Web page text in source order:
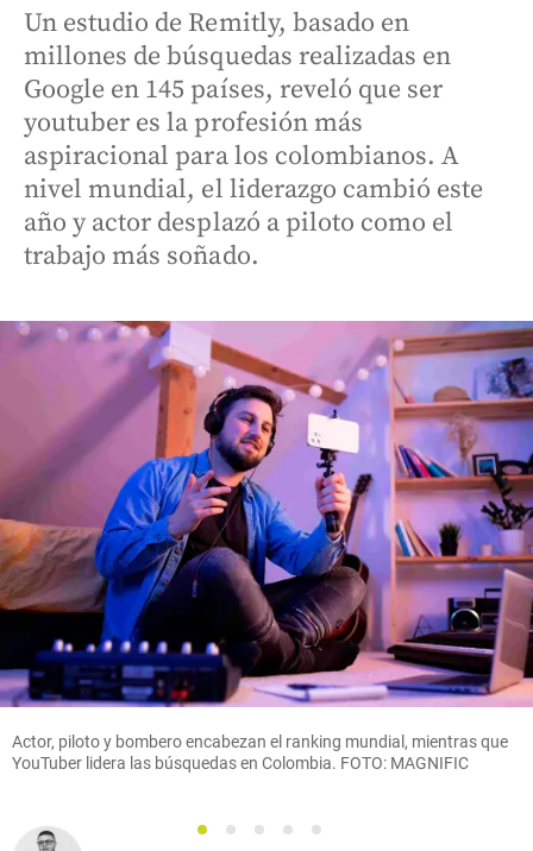
Un estudio de Remitly, basado en
millones de búsquedas realizadas en
Google en 145 países, reveló que ser
youtuber es la profesión más
aspiracional para los colombianos. A
nivel mundial, el liderazgo cambió este
año y actor desplazó a piloto como el
trabajo más soñado.
Actor, piloto y bombero encabezan el ranking mundial, mientras que
YouTuber lidera las búsquedas en Colombia. FOTO: MAGNIFIC
1 2 3 4
5